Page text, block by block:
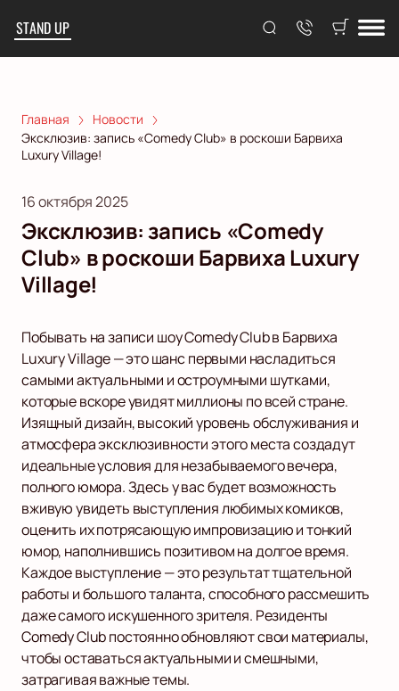
STAND UP
Главная
Новости
Эксклюзив: запись «Comedy Club» в роскоши Барвиха
Luxury Village!
16 октября 2025
Эксклюзив: запись «Comedy
Club» в роскоши Барвиха Luxury
Village!
Побывать на записи шоу Comedy Club в Барвиха
Luxury Village — это шанс первыми насладиться
самыми актуальными и остроумными шутками,
которые вскоре увидят миллионы по всей стране.
Изящный дизайн, высокий уровень обслуживания и
атмосфера эксклюзивности этого места создадут
идеальные условия для незабываемого вечера,
полного юмора. Здесь у вас будет возможность
вживую увидеть выступления любимых комиков,
оценить их потрясающую импровизацию и тонкий
юмор, наполнившись позитивом на долгое время.
Каждое выступление — это результат тщательной
работы и большого таланта, способного рассмешить
даже самого искушенного зрителя. Резиденты
Comedy Club постоянно обновляют свои материалы,
чтобы оставаться актуальными и смешными,
затрагивая важные темы.